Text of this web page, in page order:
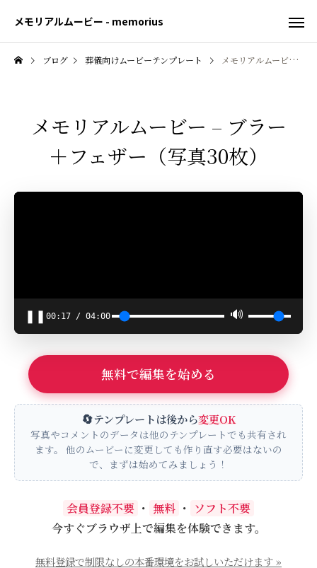
メモリアルムービー - memorius
ブログ 葬儀向けムービーテンプレート メモリアルムービー – ブラー＋フェザー（写真30枚）
メモリアルムービー – ブラー
＋フェザー（写真30枚）
00:18 / 04:00 🔊
無料で編集を始める
🔄テンプレートは後から変更OK
写真やコメントのデータは他のテンプレートでも共有され
ます。 他のムービーに変更しても作り直す必要はないの
で、まずは始めてみましょう！
会員登録不要 ・ 無料 ・ ソフト不要
今すぐブラウザ上で編集を体験できます。
無料登録で制限なしの本番環境をお試しいただけます »